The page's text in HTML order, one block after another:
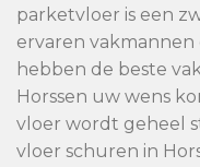
parketvloer is een
ervaren
hebben de beste
Horssen uw wens
vloer wordt geheel
vloer schuren in